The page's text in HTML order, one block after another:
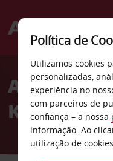
Welcome
AvisAluguer
Korneash
Política de
Utilizamos cookies
personalizadas,
experiência no
com parceiros de
confiança – a nossa
informação. Ao
utilização de